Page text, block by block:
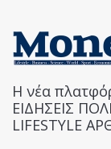
Η νέα
ΕΙΔΗΣΕΙΣ
LIFESTYLE